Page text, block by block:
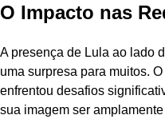
O Impacto nas
A presença de Lula ao lado
uma surpresa para muitos.
enfrentou desafios
sua imagem ser